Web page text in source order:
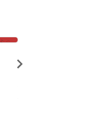
e a borboleta